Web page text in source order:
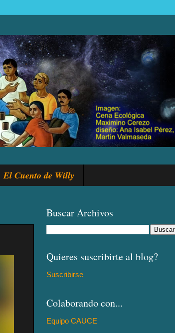
El Cuento de Willy
Buscar Archivos
Quieres suscribirte al blog?
Suscribirse
Colaborando con...
Equipo CAUCE